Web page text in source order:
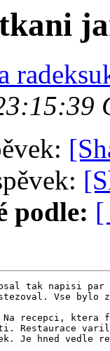
podle: [
tak napisi par
Vse bylo
recepci, ktera
Restaurace
Je hned vedle